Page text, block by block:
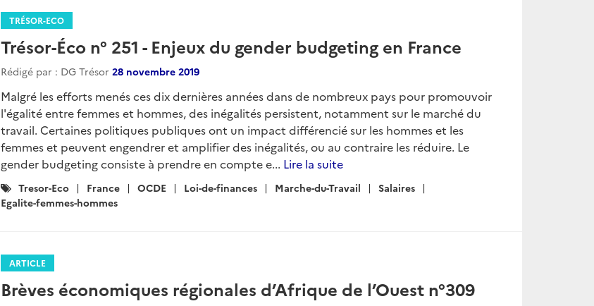
TRÉSOR-ECO
Trésor-Éco n° 251 - Enjeux du gender budgeting en France
Rédigé par : DG Trésor 28 novembre 2019
Malgré les efforts menés ces dix dernières années dans de nombreux pays pour promouvoir
l'égalité entre femmes et hommes, des inégalités persistent, notamment sur le marché du
travail. Certaines politiques publiques ont un impact différencié sur les hommes et les
femmes et peuvent engendrer et amplifier des inégalités, ou au contraire les réduire. Le
gender budgeting consiste à prendre en compte e... Lire la suite
Catégories
:
Tresor-Eco France OCDE Loi-de-finances Marche-du-Travail
Salaires
Egalite-femmes-hommes
ARTICLE
Brèves économiques régionales d’Afrique de l’Ouest n°309